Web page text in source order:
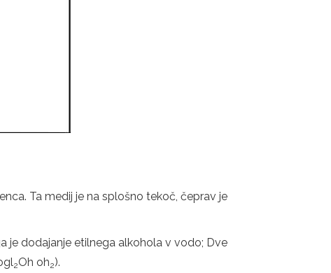
Ta medij je na splošno tekoč, čeprav je
je dodajanje etilnega alkohola v vodo; Dve
2Oh oh2).